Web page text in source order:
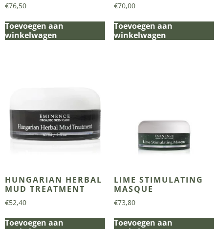
€76,50
Toevoegen aan
winkelwagen
€70,00
Toevoegen aan
winkelwagen
HUNGARIAN HERBAL
MUD TREATMENT
€52,40
Toevoegen aan
LIME STIMULATING
MASQUE
€73,80
Toevoegen aan